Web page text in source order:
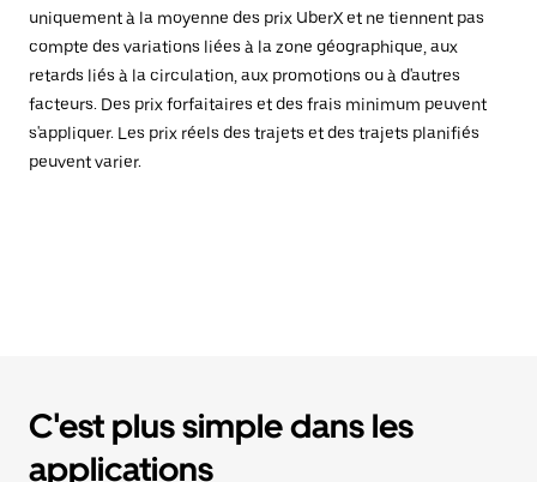
uniquement à la moyenne des prix UberX et ne tiennent pas
compte des variations liées à la zone géographique, aux
retards liés à la circulation, aux promotions ou à d'autres
facteurs. Des prix forfaitaires et des frais minimum peuvent
s'appliquer. Les prix réels des trajets et des trajets planifiés
peuvent varier.
C'est plus simple dans les
applications